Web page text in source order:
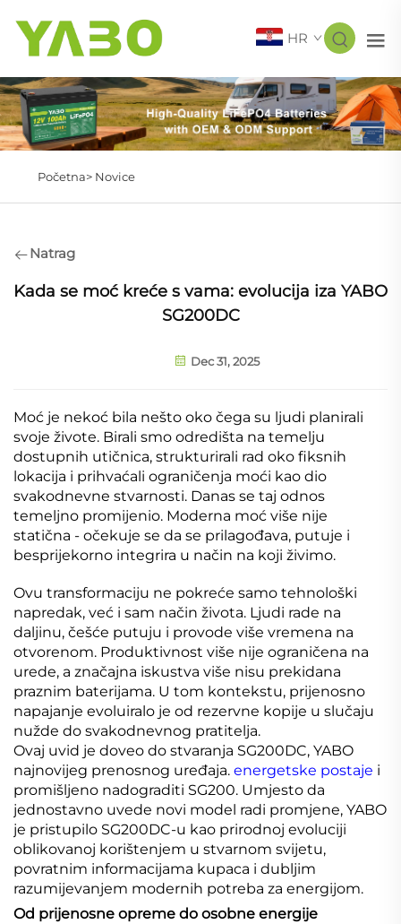
HR
Početna> Novice
Natrag
Kada se moć kreće s vama: evolucija iza YABO
SG200DC
Dec 31, 2025
Moć je nekoć bila nešto oko čega su ljudi planirali
svoje živote. Birali smo odredišta na temelju
dostupnih utičnica, strukturirali rad oko fiksnih
lokacija i prihvaćali ograničenja moći kao dio
svakodnevne stvarnosti. Danas se taj odnos
temeljno promijenio. Moderna moć više nije
statična - očekuje se da se prilagođava, putuje i
besprijekorno integrira u način na koji živimo.
Ovu transformaciju ne pokreće samo tehnološki
napredak, već i sam način života. Ljudi rade na
daljinu, češće putuju i provode više vremena na
otvorenom. Produktivnost više nije ograničena na
urede, a značajna iskustva više nisu prekidana
praznim baterijama. U tom kontekstu, prijenosno
napajanje evoluiralo je od rezervne kopije u slučaju
nužde do svakodnevnog pratitelja.
Ovaj uvid je doveo do stvaranja SG200DC, YABO
najnovijeg prenosnog uređaja. energetske postaje i
promišljeno nadograditi SG200. Umjesto da
jednostavno uvede novi model radi promjene, YABO
je pristupilo SG200DC-u kao prirodnoj evoluciji
oblikovanoj korištenjem u stvarnom svijetu,
povratnim informacijama kupaca i dubljim
razumijevanjem modernih potreba za energijom.
Od prijenosne opreme do osobne energije